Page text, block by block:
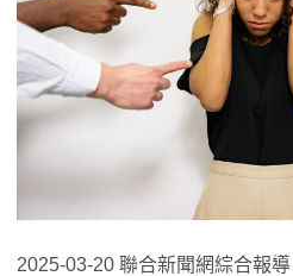
2025-03-20 聯合新聞網綜合報